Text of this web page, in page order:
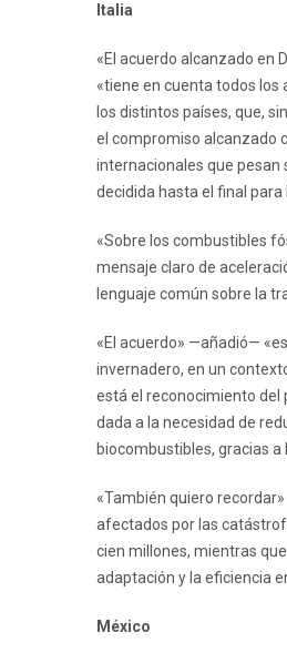
Italia
«El acuerdo alcanzado en
«tiene en cuenta todos
los distintos países, que,
el compromiso alcanzado
internacionales que pesan
decidida hasta el final para
«Sobre los combustibles
mensaje claro de
lenguaje común sobre la
«El acuerdo» —añadió—
invernadero, en un
está el reconocimiento del
dada a la necesidad de
biocombustibles, gracias
«También quiero
afectados por las
cien millones, mientras
adaptación y la eficiencia
México